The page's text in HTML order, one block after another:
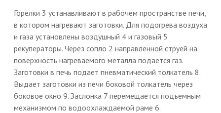
Горелки 3 устанавливают в рабочем пространстве печи,
в котором нагревают заготовки. Для подогрева воздуха
и газа установлены воздушный 4 и газовый 5
рекуператоры. Через сопло 2 направленной струей на
поверхность нагреваемого металла подается газ.
Заготовки в печь подает пневматический толкатель 8.
Выдает заготовки из печи боковой толкатель через
боковое окно 9. Заслонка 7 перемещается подъемным
механизмом по водоохлаждаемой раме 6.